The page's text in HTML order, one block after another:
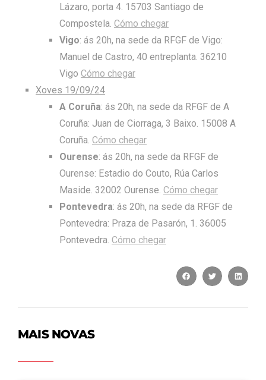
Lázaro, porta 4. 15703 Santiago de
Compostela. Cómo chegar
Vigo: ás 20h, na sede da RFGF de Vigo:
Manuel de Castro, 40 entreplanta. 36210
Vigo Cómo chegar
Xoves 19/09/24
A Coruña: ás 20h, na sede da RFGF de A
Coruña: Juan de Ciorraga, 3 Baixo. 15008 A
Coruña. Cómo chegar
Ourense: ás 20h, na sede da RFGF de
Ourense: Estadio do Couto, Rúa Carlos
Maside. 32002 Ourense. Cómo chegar
Pontevedra: ás 20h, na sede da RFGF de
Pontevedra: Praza de Pasarón, 1. 36005
Pontevedra. Cómo chegar
MAIS NOVAS